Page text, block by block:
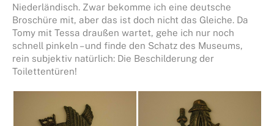
Niederländisch. Zwar bekomme ich eine deutsche
Broschüre mit, aber das ist doch nicht das Gleiche. Da
Tomy mit Tessa draußen wartet, gehe ich nur noch
schnell pinkeln – und finde den Schatz des Museums,
rein subjektiv natürlich: Die Beschilderung der
Toilettentüren!